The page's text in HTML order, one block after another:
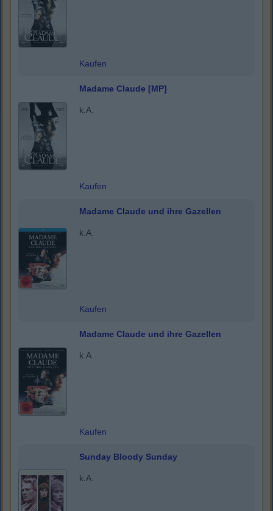
Kaufen
Madame Claude [MP]
k.A.
Kaufen
Madame Claude und ihre Gazellen
k.A.
Kaufen
Madame Claude und ihre Gazellen
k.A.
Kaufen
Sunday Bloody Sunday
k.A.